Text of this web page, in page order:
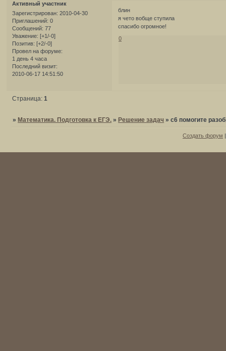
Активный участник
Зарегистрирован: 2010-04-30
Приглашений: 0
Сообщений: 77
Уважение: [+1/-0]
Позитив: [+2/-0]
Провел на форуме:
1 день 4 часа
Последний визит:
2010-06-17 14:51:50
блин
я чето вобще ступила
спасибо огромное!
0
Страница: 1
»Математика. Подготовка к ЕГЭ. »Решение задач »с6 помогите
Создать форум